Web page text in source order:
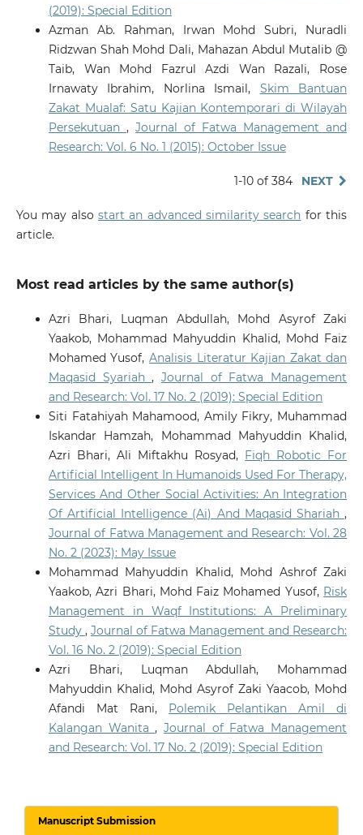
(2019): Special Edition
Azman Ab. Rahman, Irwan Mohd Subri, Nuradli
Ridzwan Shah Mohd Dali, Mahazan Abdul Mutalib @
Taib, Wan Mohd Fazrul Azdi Wan Razali, Rose
Irnawaty Ibrahim, Norlina Ismail, Skim Bantuan
Zakat Mualaf: Satu Kajian Kontemporari di Wilayah
Persekutuan , Journal of Fatwa Management and
Research: Vol. 6 No. 1 (2015): October Issue
1-10 of 384 NEXT
You may also start an advanced similarity search for this
article.
Most read articles by the same author(s)
Azri Bhari, Luqman Abdullah, Mohd Asyrof Zaki
Yaakob, Mohammad Mahyuddin Khalid, Mohd Faiz
Mohamed Yusof, Analisis Literatur Kajian Zakat dan
Maqasid Syariah,Journal of Fatwa Management
and Research: Vol. 17 No. 2 (2019): Special Edition
Siti Fatahiyah Mahamood, Amily Fikry, Muhammad
Iskandar Hamzah, Mohammad Mahyuddin Khalid,
Azri Bhari, Ali Miftakhu Rosyad, Fiqh Robotic For
Artificial Intelligent In Humanoids Used For Therapy,
Services And Other Social Activities: An Integration
Of Artificial Intelligence (Ai) And Maqasid Shariah,
Journal of Fatwa Management and Research: Vol. 28
No. 2 (2023): May Issue
Mohammad Mahyuddin Khalid, Mohd Ashrof Zaki
Yaakob, Azri Bhari, Mohd Faiz Mohamed Yusof, Risk
Management in Waqf Institutions: A Preliminary
Study , Journal of Fatwa Management and Research:
Vol. 16 No. 2 (2019): Special Edition
Azri Bhari, Luqman Abdullah, Mohammad
Mahyuddin Khalid, Mohd Asyrof Zaki Yaacob, Mohd
Afandi Mat Rani, Polemik Pelantikan Amil di
Kalangan Wanita,Journal of Fatwa Management
and Research: Vol. 17 No. 2 (2019): Special Edition
Manuscript Submission